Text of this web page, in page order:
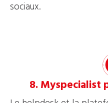
sociaux.
8. Myspecialist